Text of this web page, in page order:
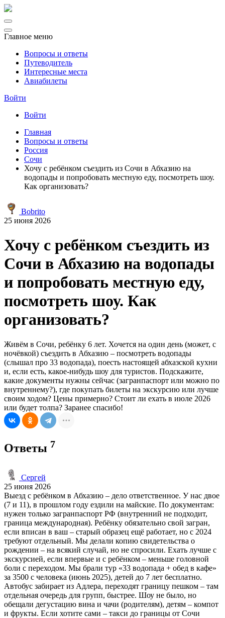
Главное меню
Вопросы и ответы
Путеводитель
Интересные места
Авиабилеты
Войти
Войти
Главная
Вопросы и ответы
Россия
Сочи
Хочу с ребёнком съездить из Сочи в Абхазию на
водопады и попробовать местную еду, посмотреть шоу.
Как организовать?
Bobrito
25 июня 2026
Хочу с ребёнком съездить из
Сочи в Абхазию на водопады
и попробовать местную еду,
посмотреть шоу. Как
организовать?
Живём в Сочи, ребёнку 6 лет. Хочется на один день (может, с
ночёвкой) съездить в Абхазию – посмотреть водопады
(слышал про 33 водопада), поесть настоящей абхазской кухни
и, если есть, какое-нибудь шоу для туристов. Подскажите,
какие документы нужны сейчас (загранпаспорт или можно по
внутреннему?), где покупать билеты на экскурсию или лучше
своим ходом? Цены примерно? Стоит ли ехать в июле 2026
или будет толпа? Заранее спасибо!
Ответы 7
Сергей
25 июня 2026
Выезд с ребёнком в Абхазию – дело ответственное. У нас двое
(7 и 11), в прошлом году ездили на майские. По документам:
нужен только загранпаспорт РФ (внутренний не подходит,
граница международная). Ребёнку обязательно свой загран,
если вписан в ваш – старый образец ещё работает, но с 2024
требуют отдельный. Мы делали копию свидетельства о
рождении – на всякий случай, но не спросили. Ехать лучше с
экскурсией, если впервые и с ребёнком – меньше головной
боли с переходом. Мы брали тур «33 водопада + обед в кафе»
за 3500 с человека (июнь 2025), детей до 7 лет бесплатно.
Автобус забирает из Адлера, переходят границу пешком – там
отдельная очередь для групп, быстрее. Шоу не было, но
обещали дегустацию вина и чачи (родителям), детям – компот
и фрукты. Если хотите сами – такси до границы от Сочи